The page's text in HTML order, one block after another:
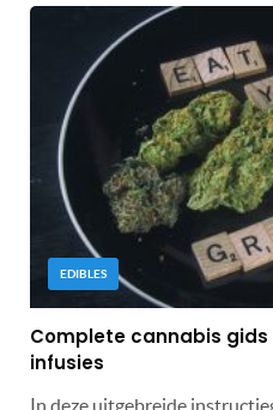
EDIBLES
Complete cannabis gids
infusies
In deze uitgebreide